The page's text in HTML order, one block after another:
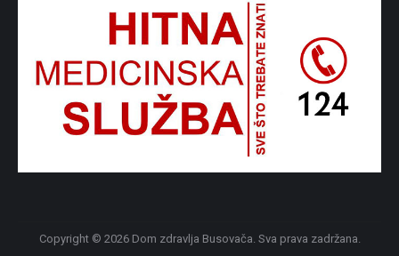
Copyright © 2026 Dom zdravlja Busovača. Sva prava zadržana.